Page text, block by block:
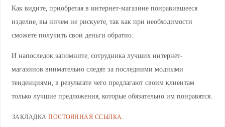
Как видите, приобретая в интернет-магазине понравившееся
изделие, вы ничем не рискуете, так как при необходимости
сможете получить свои деньги обратно.
И напоследок запомните, сотрудника лучших интернет-
магазинов внимательно следят за последними модными
тенденциями, в результате чего предлагают своим клиентам
только лучшие предложения, которые обязательно им понравятся.
ЗАКЛАДКАПОСТОЯННАЯ ССЫЛКА.